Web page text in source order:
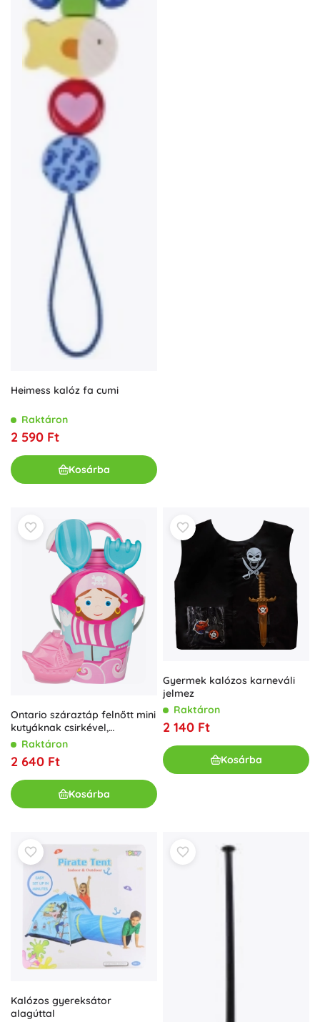
Heimess kalóz fa cumi
Raktáron
2 590 Ft
Kosárba
Ontario száraztáp felnőtt mini
kutyáknak csirkével,
burgonyával és
Kendő
Raktáron
2 640 Ft
Kosárba
Gyermek kalózos karneváli
jelmez
Raktáron
2 140 Ft
Kosárba
Kalózos gyereksátor
alagúttal